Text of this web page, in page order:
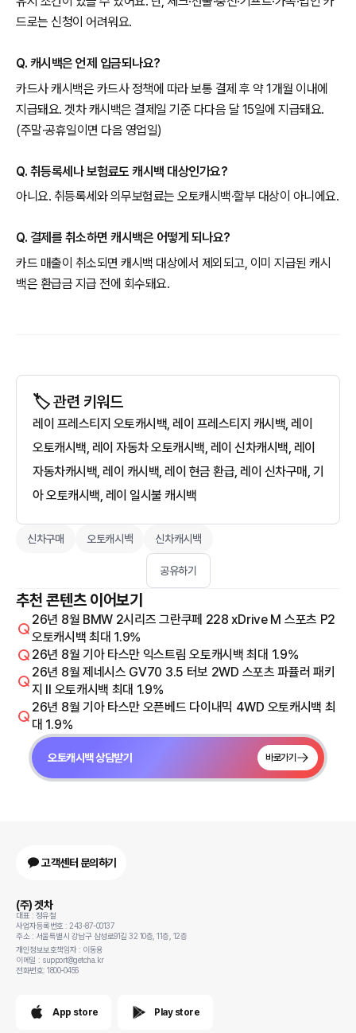
드로는 신청이 어려워요.
Q. 캐시백은 언제 입금되나요?
카드사 캐시백은 카드사 정책에 따라 보통 결제 후 약 1개월 이내에
지급돼요. 겟차 캐시백은 결제일 기준 다다음 달 15일에 지급돼요.
(주말·공휴일이면 다음 영업일)
Q. 취등록세나 보험료도 캐시백 대상인가요?
아니요. 취등록세와 의무보험료는 오토캐시백·할부 대상이 아니에요.
Q. 결제를 취소하면 캐시백은 어떻게 되나요?
카드 매출이 취소되면 캐시백 대상에서 제외되고, 이미 지급된 캐시
백은 환급금 지급 전에 회수돼요.
🏷️ 관련 키워드
레이 프레스티지 오토캐시백, 레이 프레스티지 캐시백, 레이
오토캐시백, 레이 자동차 오토캐시백, 레이 신차캐시백, 레이
자동차캐시백, 레이 캐시백, 레이 현금 환급, 레이 신차구매, 기
아 오토캐시백, 레이 일시불 캐시백
신차구매 오토캐시백 신차캐시백
공유하기
추천 콘텐츠 이어보기
26년 8월 BMW 2시리즈 그란쿠페 228 xDrive M 스포츠 P2
오토캐시백 최대 1.9%
26년 8월 기아 타스만 익스트림 오토캐시백 최대 1.9%
26년 8월 제네시스 GV70 3.5 터보 2WD 스포츠 파퓰러 패키
지 Il 오토캐시백 최대 1.9%
26년 8월 기아 타스만 오픈베드 다이내믹 4WD 오토캐시백 최
대 1.9%
오토캐시백 상담받기 바로가기
고객센터 문의하기
(주) 겟차
대표 : 정유철
사업자등록번호 : 243-87-00137
주소 : 서울특별시 강남구 삼성로91길 32 10층, 11층, 12층
개인정보보호책임자 : 이동용
이메일 : support@getcha.kr
전화번호: 1800-0456
App store Play store